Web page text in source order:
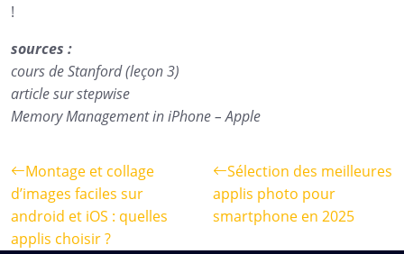
!
sources :
cours de Stanford (leçon 3)
article sur stepwise
Memory Management in iPhone – Apple
Montage et collage
d’images faciles sur
android et iOS : quelles
applis choisir ?
Sélection des meilleures
applis photo pour
smartphone en 2025